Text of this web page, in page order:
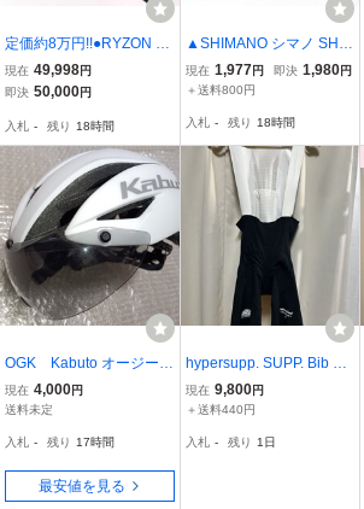
定価約8万円!!●RYZON C
ANYON キャニオン MYT
H SERIES ATHLETE FITT
ワンピースジャージ Sサ
イズ 超美品
現在 49,998円
即決 50,000円
入札 - 残り 18時間
▲SHIMANO シマノ SH-C
T40L EU42 サイズ26.5c
m MTB ビンディングシュ
現在 1,977 円 即決 1,980円
＋送料800円
入札 - 残り 18時間
OGK Kabuto オージーケ
ーカブト エアロ R1
現在 4,000円
送料未定
入札 - 残り 17時間
最安値を見る
hypersupp. SUPP. Bib Sh
orts メンズ ビブショーツ
ブラック サイクルウェア
現在 9,800円
＋送料440円
入札 - 残り 1日